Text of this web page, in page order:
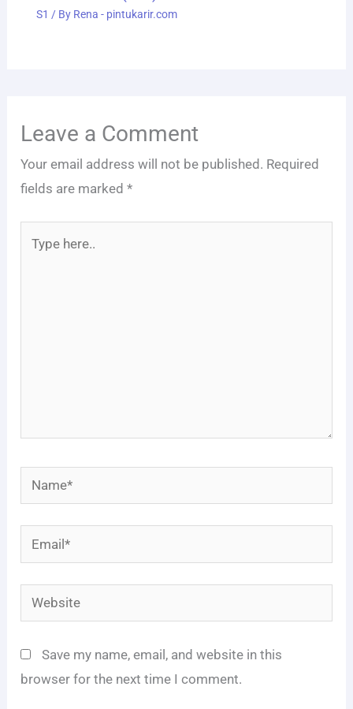
S1 / By Rena - pintukarir.com
Leave a Comment
Your email address will not be published. Required
fields are marked*
Name*
Email*
Website
Save my name, email, and website in this
browser for the next time I comment.